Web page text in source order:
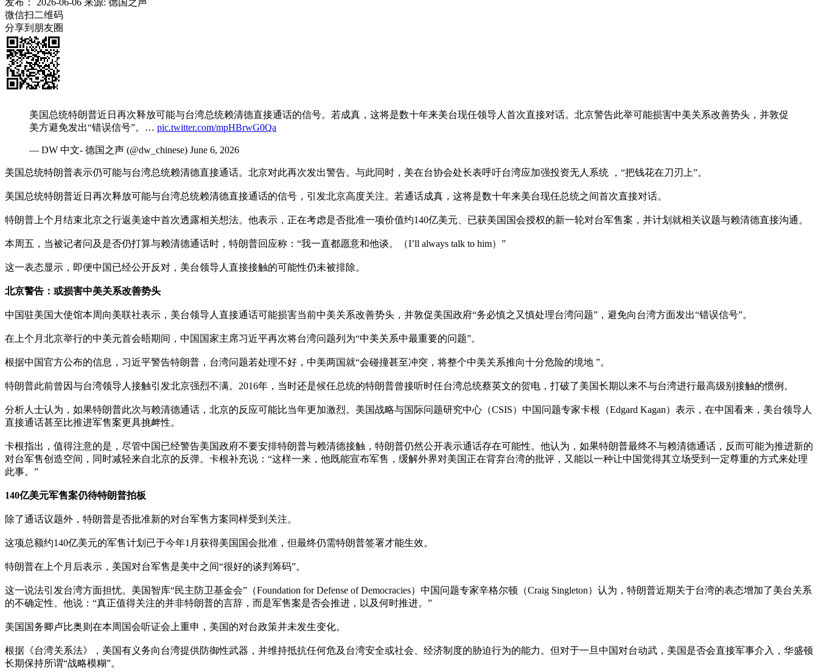
发布： 2026-06-06 来源: 德国之声
微信扫二维码
分享到朋友圈
美国总统特朗普近日再次释放可能与台湾总统赖清德直接通话的信号。若成真，这将是数十年来美台现任领导人首次直接对话。北京警告此举可能损害中美关系改善势头，并敦促
美方避免发出“错误信号”。… pic.twitter.com/mpHBrwG0Qa
— DW 中文- 德国之声 (@dw_chinese) June 6, 2026
美国总统特朗普表示仍可能与台湾总统赖清德直接通话。北京对此再次发出警告。与此同时，美在台协会处长表呼吁台湾应加强投资无人系统 ，“把钱花在刀刃上”。
美国总统特朗普近日再次释放可能与台湾总统赖清德直接通话的信号，引发北京高度关注。若通话成真，这将是数十年来美台现任总统之间首次直接对话。
特朗普上个月结束北京之行返美途中首次透露相关想法。他表示，正在考虑是否批准一项价值约140亿美元、已获美国国会授权的新一轮对台军售案，并计划就相关议题与赖清德直接沟通。
本周五，当被记者问及是否仍打算与赖清德通话时，特朗普回应称：“我一直都愿意和他谈。（I’ll always talk to him）”
这一表态显示，即便中国已经公开反对，美台领导人直接接触的可能性仍未被排除。
北京警告：或损害中美关系改善势头
中国驻美国大使馆本周向美联社表示，美台领导人直接通话可能损害当前中美关系改善势头，并敦促美国政府“务必慎之又慎处理台湾问题”，避免向台湾方面发出“错误信号”。
在上个月北京举行的中美元首会晤期间，中国国家主席习近平再次将台湾问题列为“中美关系中最重要的问题”。
根据中国官方公布的信息，习近平警告特朗普，台湾问题若处理不好，中美两国就“会碰撞甚至冲突，将整个中美关系推向十分危险的境地 ”。
特朗普此前曾因与台湾领导人接触引发北京强烈不满。2016年，当时还是候任总统的特朗普曾接听时任台湾总统蔡英文的贺电，打破了美国长期以来不与台湾进行最高级别接触的惯例。
分析人士认为，如果特朗普此次与赖清德通话，北京的反应可能比当年更加激烈。美国战略与国际问题研究中心（CSIS）中国问题专家卡根（Edgard Kagan）表示，在中国看来，美台领导人
直接通话甚至比推进军售案更具挑衅性。
卡根指出，值得注意的是，尽管中国已经警告美国政府不要安排特朗普与赖清德接触，特朗普仍然公开表示通话存在可能性。他认为，如果特朗普最终不与赖清德通话，反而可能为推进新的
对台军售创造空间，同时减轻来自北京的反弹。卡根补充说：“这样一来，他既能宣布军售，缓解外界对美国正在背弃台湾的批评，又能以一种让中国觉得其立场受到一定尊重的方式来处理
此事。”
140亿美元军售案仍待特朗普拍板
除了通话议题外，特朗普是否批准新的对台军售方案同样受到关注。
这项总额约140亿美元的军售计划已于今年1月获得美国国会批准，但最终仍需特朗普签署才能生效。
特朗普在上个月后表示，美国对台军售是美中之间“很好的谈判筹码”。
这一说法引发台湾方面担忧。美国智库“民主防卫基金会”（Foundation for Defense of Democracies）中国问题专家辛格尔顿（Craig Singleton）认为，特朗普近期关于台湾的表态增加了美台关系
的不确定性。他说：“真正值得关注的并非特朗普的言辞，而是军售案是否会推进，以及何时推进。”
美国国务卿卢比奥则在本周国会听证会上重申，美国的对台政策并未发生变化。
根据《台湾关系法》，美国有义务向台湾提供防御性武器，并维持抵抗任何危及台湾安全或社会、经济制度的胁迫行为的能力。但对于一旦中国对台动武，美国是否会直接军事介入，华盛顿
长期保持所谓“战略模糊”。